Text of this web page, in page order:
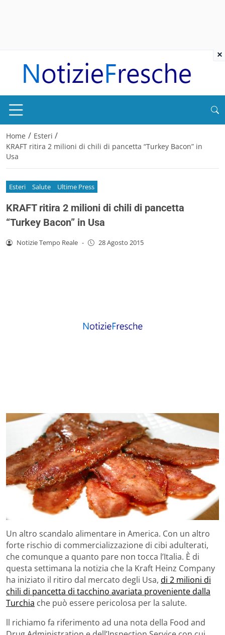
Home / Esteri /
KRAFT ritira 2 milioni di chili di pancetta “Turkey Bacon” in
Usa
Esteri Salute Ultime Press
KRAFT ritira 2 milioni di chili di pancetta
“Turkey Bacon” in Usa
Notizie Tempo Reale - 28 Agosto 2015
Un altro scandalo alimentare in America. Con un altro
forte rischio di commercializzazione di cibi adulterati,
che comunque a quanto pare non tocca l’Italia. È di
questa settimana la notizia che la Kraft Heinz Company
ha iniziato il ritiro dal mercato degli Usa, di 2 milioni di
chili di pancetta di tacchino avariata proveniente dalla
Turchia che può essere pericolosa per la salute.
ll richiamo fa riferimento ad una nota della Food and
×